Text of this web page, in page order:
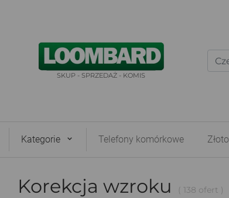
SKUP - SPRZEDAŻ - KOMIS
Kategorie Telefony komórkowe Złoto
Korekcja wzroku
( 138 ofert )